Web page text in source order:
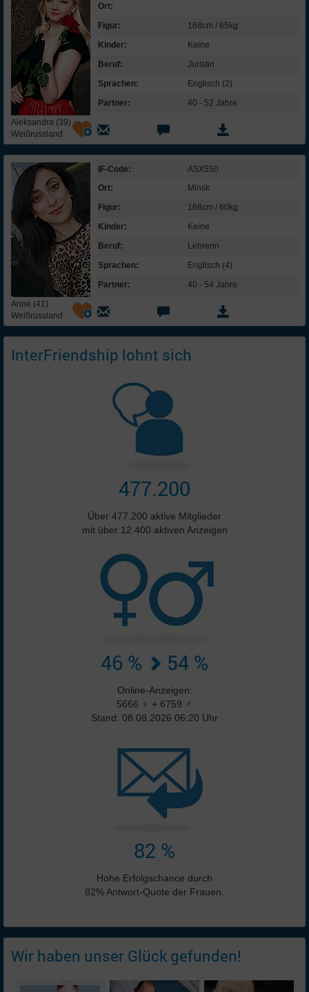
Aleksandra (39)
Weißrussland
Ort:
Figur:
168cm / 65kg
Kinder:
Keine
Beruf:
Juristin
Sprachen:
Englisch (2)
Partner:
40 - 52 Jahre
Anne (41)
Weißrussland
IF-Code:
ASX550
Ort:
Minsk
Figur:
168cm / 60kg
Kinder:
Keine
Beruf:
Lehrerin
Sprachen:
Englisch (4)
Partner:
40 - 54 Jahre
InterFriendship lohnt sich
477.200
Über 477.200 aktive Mitglieder
mit über 12.400 aktiven Anzeigen
46 % 54 %
Online-Anzeigen:
5666 ♀ + 6759 ♂
Stand: 08.08.2026 06:20 Uhr
82 %
Hohe Erfolgschance durch
82% Antwort-Quote der Frauen.
Wir haben unser Glück gefunden!